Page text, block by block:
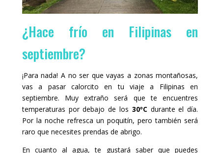
¿Hace frío en Filipinas en
septiembre?
¡Para nada! A no ser que vayas a zonas montañosas,
vas a pasar calorcito en tu viaje a Filipinas en
septiembre. Muy extraño será que te encuentres
temperaturas por debajo de los 30ºCdurante el día.
Por la noche refresca un poquitín, pero también será
raro que necesites prendas de abrigo.
En cuanto al agua, te gustará saber que puedes